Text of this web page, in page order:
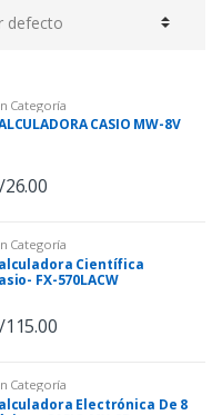
Categoría
CASIO MW-8V
26.00
Categoría
Científica
FX-570LACW
115.00
Categoría
Electrónica De 8